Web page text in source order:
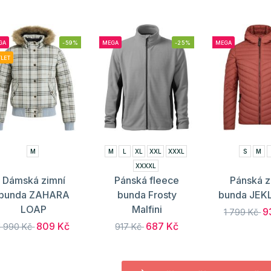
-59%
M
Dámská zimní
ZAHARA
LOAP
990 Kč 809 Kč
MEGA -25%
M L XL XXL
XXXL
XXXXL
Pánská fleece
bunda Frosty
Malfini
917 Kč 687 Kč
MEGA
S M
Pánská
bunda
1 799 Kč